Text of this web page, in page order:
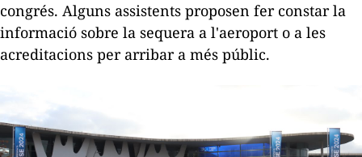
congrés. Alguns assistents proposen fer constar la
informació sobre la sequera a l'aeroport o a les
acreditacions per arribar a més públic.